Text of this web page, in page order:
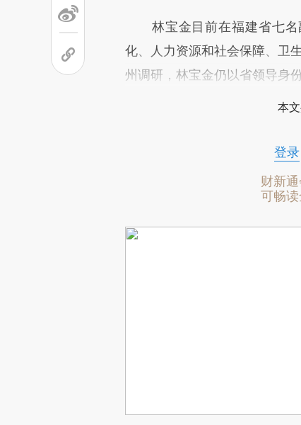
林宝金目前在福建省七名
化、人力资源和社会保障、卫
州调研，林宝金仍以省领导身
本
登录
财新
可畅